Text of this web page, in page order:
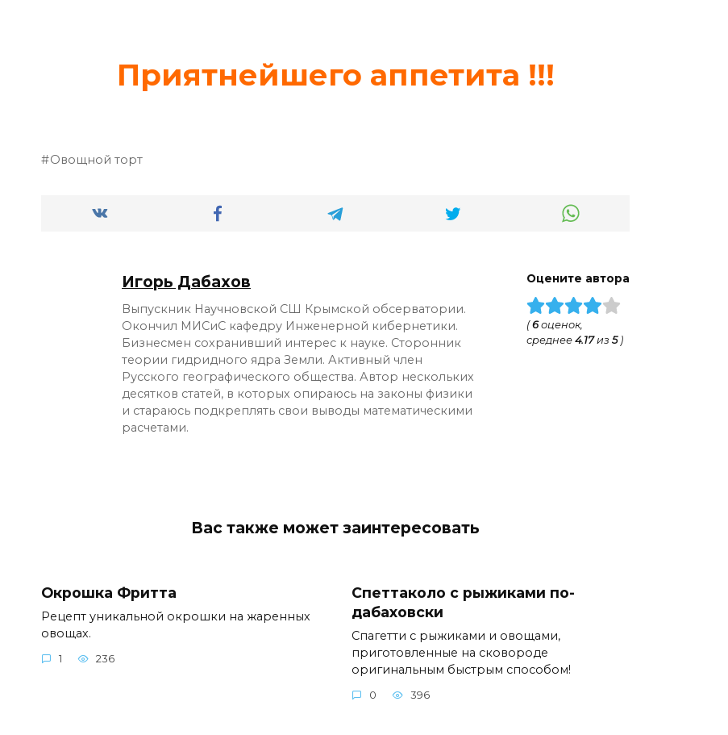
Приятнейшего аппетита !!!
Овощной торт
Игорь Дабахов
Выпускник Научновской СШ Крымской обсерватории.
Окончил МИСиС кафедру Инженерной кибернетики.
Бизнесмен сохранивший интерес к науке. Сторонник
теории гидридного ядра Земли. Активный член
Русского географического общества. Автор нескольких
десятков статей, в которых опираюсь на законы физики
и стараюсь подкреплять свои выводы математическими
расчетами.
Оцените автора
(6оценок,
среднее 4.17из 5)
Ваc также может заинтересовать
Окрошка Фритта
Рецепт уникальной окрошки на жаренных
овощах.
1 236
Спеттаколо с рыжиками по-
дабаховски
Спагетти с рыжиками и овощами,
приготовленные на сковороде
оригинальным быстрым способом!
0 396